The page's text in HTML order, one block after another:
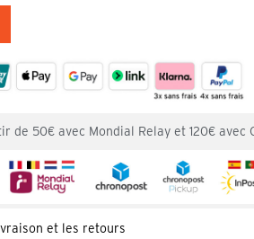
de 50€ avec Mondial Relay et 120€ avec
et les retours